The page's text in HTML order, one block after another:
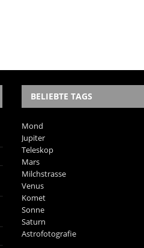
BELIEBTE TAGS
Mond
Jupiter
Teleskop
Mars
Milchstrasse
Venus
Komet
Sonne
Saturn
Astrofotografie